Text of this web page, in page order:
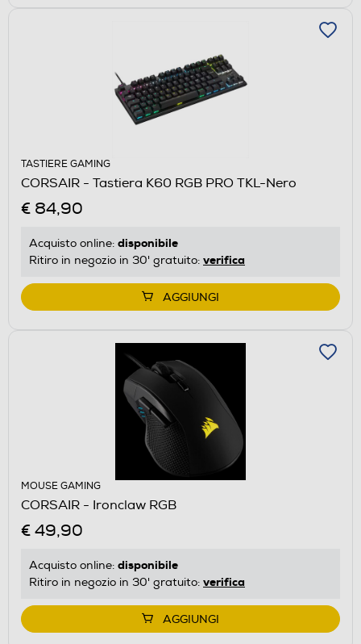
TASTIERE GAMING
CORSAIR - Tastiera K60 RGB PRO TKL-Nero
€ 84,90
Acquisto online: disponibile
Ritiro in negozio in 30' gratuito: verifica
AGGIUNGI
MOUSE GAMING
CORSAIR - Ironclaw RGB
€ 49,90
Acquisto online: disponibile
Ritiro in negozio in 30' gratuito: verifica
AGGIUNGI